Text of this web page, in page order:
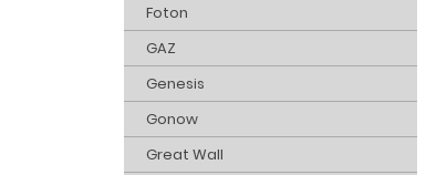
Foton
GAZ
Genesis
Gonow
Great Wall